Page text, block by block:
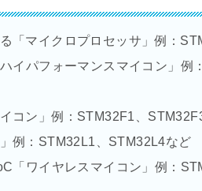
「マイクロプロセッサ」例：
イパフォーマンスマイコン」例
コン」例：STM32F1、
例：STM32L1、STM32L4など
「ワイヤレスマイコン」例：